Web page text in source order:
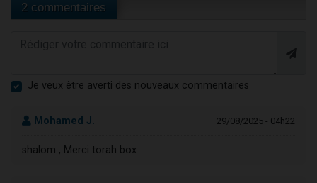
2 commentaires
Je veux être averti des nouveaux commentaires
Mohamed J. 29/08/2025 - 04h22
shalom , Merci torah box